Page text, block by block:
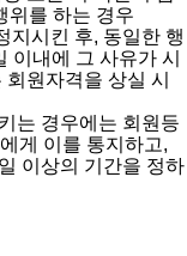
위를 하는 경우
지시킨 후, 동일한 행
이내에 그 사유가 시
회원자격을 상실 시
는 경우에는 회원등
게 이를 통지하고,
이상의 기간을 정하